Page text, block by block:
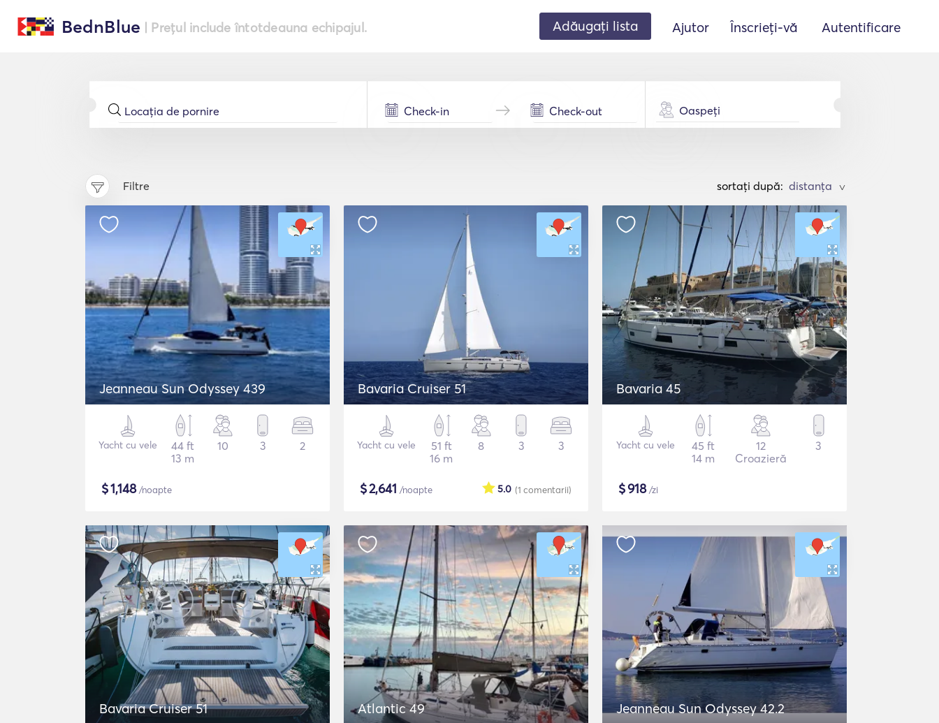
BednBlue | Prețul include întotdeauna echipajul. Adăugați lista Ajutor Înscrieți-vă Autentificare
Oaspeți
Filtre sortați după: >
Jeanneau Sun Odyssey 439
Yacht cu vele
44 ft
13 m
10 3 2
$1,148/noapte
Bavaria Cruiser 51
Yacht cu vele
51 ft
16 m
8 3 3
$2,641 /noapte (1 comentarii)
5.0
Bavaria 45
Yacht cu vele
45 ft
14 m
12
Croazieră
3
$918/zi
Bavaria Cruiser 51 Atlantic 49 Jeanneau Sun Odyssey 42.2